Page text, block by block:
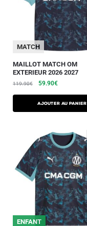
MATCH
MAILLOT MATCH OM
EXTERIEUR 2026 2027
119.90€ 59.90€
AJOUTER AU PANIER
ENFANT